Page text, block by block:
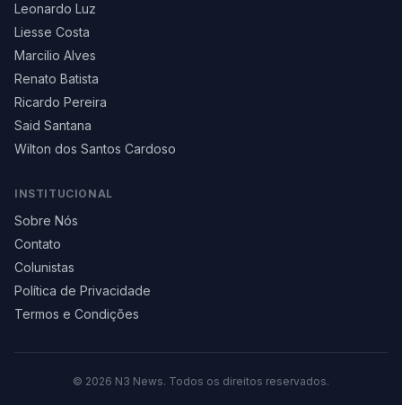
Leonardo Luz
Liesse Costa
Marcilio Alves
Renato Batista
Ricardo Pereira
Said Santana
Wilton dos Santos Cardoso
INSTITUCIONAL
Sobre Nós
Contato
Colunistas
Política de Privacidade
Termos e Condições
© 2026 N3 News. Todos os direitos reservados.